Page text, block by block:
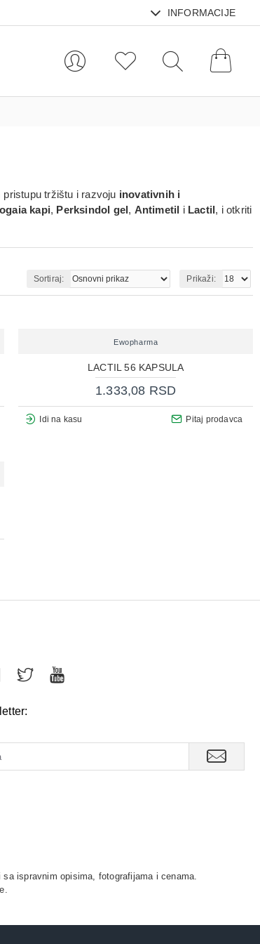
INFORMACIJE
tržištu i razvoju inovativnih i
kapi, Perksindol gel, Antimetil i Lactil, i otkriti
Sortiraj: Prikaži:
Ewopharma
LACTIL 56 KAPSULA
1.333,08 RSD
Idi na kasu Pitaj prodavca
ispravnim opisima, fotografijama i cenama.